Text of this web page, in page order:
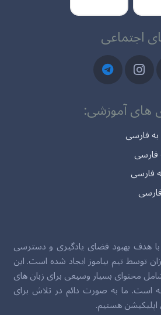
اجتماعی
های آموزشی:
فارسی
فارسی
فارسی
هدف بهبود فضای یادگیری و دسترسی
توسط تیم بیاموز ایجاد شده است. این
محتوای بسیار وسیعی برای زبان های
است. ما به صورت دائم در تلاش برای
اپلیکیشن هستیم.